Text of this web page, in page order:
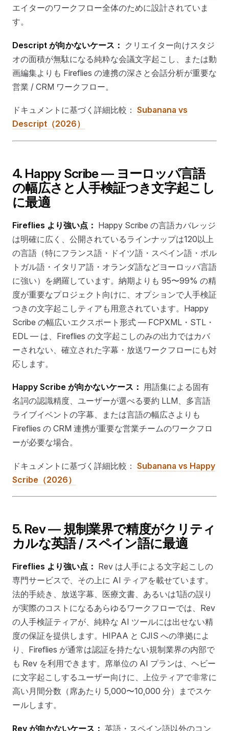
エイターのワークフロー全体のために設計されていま
す。
Descript が向かないケース： クリエイター向けスタジ
オの面積が無駄になる純粋な会議文字起こし、または動
画編集よりも Fireflies の連携の深さと会話分析が重要な
営業 / CRM ワークフロー。
ドキュメントに基づく詳細比較： Subanana vs
Descript（2026）
4. Happy Scribe — ヨーロッパ言語
の幅広さと人手検証つき文字起こし
に最適
Fireflies より強い点： Happy Scribe の言語カバレッジ
は明確に広く、公開されているラインナップは120以上
の言語（特にフランス語・ドイツ語・スペイン語・ポル
トガル語・イタリア語・オランダ語などヨーロッパ言語
に強い）を網羅しています。納期よりも 95〜99% の精
度が重要なプロジェクト向けに、オプションで人手検証
つきの文字起こしティアも用意されています。Happy
Scribe の幅広いエクスポート形式 — FCPXML・STL・
EDL — は、Fireflies の文字起こしのみの出力ではカバ
ーされない、確立された字幕・放送ワークフローにも対
応します。
Happy Scribe が向かないケース： 用語集による固有
名詞の認識精度、ユーザーが選べる要約 LLM、多言語
ライブイベントの字幕、または言語の幅広さよりも
Fireflies の CRM 連携が重要な営業チームのワークフロ
ーが必要な場合。
ドキュメントに基づく詳細比較： Subanana vs Happy
Scribe（2026）
5. Rev — 規制業界で精度がクリティ
カルな英語 / スペイン語に最適
Fireflies より強い点： Rev は人手による文字起こしの
専門サービスで、その上に AI ティアを載せています。
法的手続き、放送字幕、医療文書、あるいは1語の誤り
が実際のコストになるあらゆるワークフローでは、Rev
の人手検証ティアが、純粋な AI ツールには出せない精
度の保証を提供します。HIPAA と CJIS への準拠によ
り、Fireflies が通常は認証を持たない規制業界の内部で
も Rev を利用できます。席単位の AI プランは、ヘビー
に文字起こしするユーザー向けに、上位ティアで非常に
高い月間分数（席あたり 5,000〜10,000 分）までスケ
ールします。
Rev が向かないケース： 英語・スペイン語以外のコン